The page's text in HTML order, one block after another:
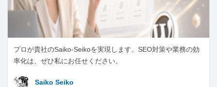
プロが貴社のSaiko-Seikoを実現します。SEO対策や業務の効
率化は、ぜひ私にお任せください。
Saiko Seiko